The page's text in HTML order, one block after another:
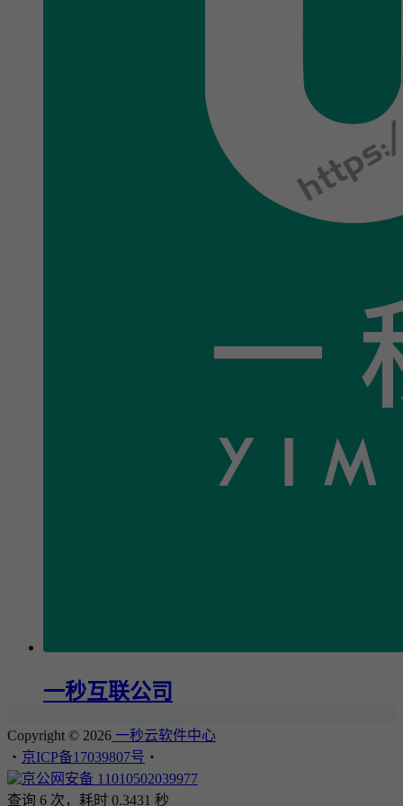
一秒互联公司
Copyright © 2026 一秒云软件中心
・ 京ICP备17039807号 ・
京公网安备 11010502039977
查询 6 次，耗时 0.3431 秒